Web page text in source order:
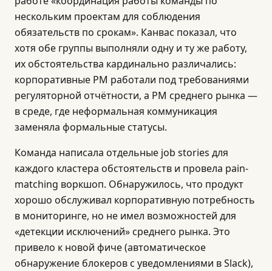
нескольким проектам для соблюдения
обязательств по срокам». Канвас показал, что
хотя обе группы выполняли одну и ту же работу,
их обстоятельства кардинально различались:
корпоративные PM работали под требованиями
регуляторной отчётности, а PM среднего рынка —
в среде, где неформальная коммуникация
заменяла формальные статусы.
Команда написала отдельные job stories для
каждого кластера обстоятельств и провела pain-
matching воркшоп. Обнаружилось, что продукт
хорошо обслуживал корпоративную потребность
в мониторинге, но не имел возможностей для
«детекции исключений» среднего рынка. Это
привело к новой фиче (автоматическое
обнаружение блокеров с уведомлениями в Slack),